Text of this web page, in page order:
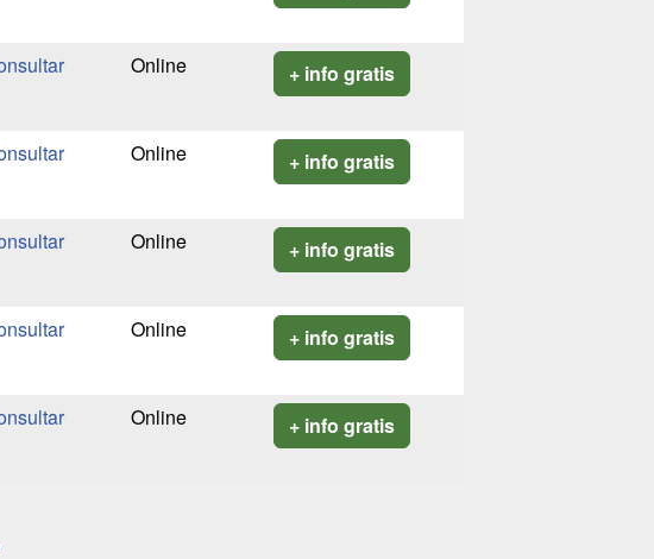
Online + info gratis
Online + info gratis
Online + info gratis
Online + info gratis
Online + info gratis